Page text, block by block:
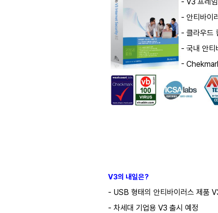
- 안티바이
- 클라우드
- 국내 안티
-
V3의 내일은?
- USB 형태의 안티바이러스 제품
- 차세대 기업용 V3 출시 예정